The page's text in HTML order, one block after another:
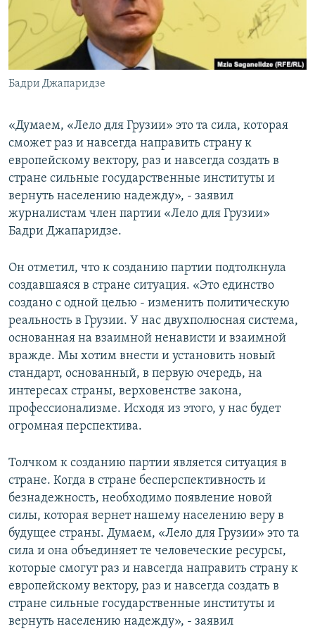
СПОРТ
БЛОГИ
ЧИТАЕМ ПРЕССУ
АРХИВ РАДИОПРОГРАММЫ
Все сайты РСЕ/РС
Бадри Джапаридзе
«Думаем, «Лело для Грузии» это та сила, которая
сможет раз и навсегда направить страну к
европейскому вектору, раз и навсегда создать в
стране сильные государственные институты и
вернуть населению надежду», - заявил
журналистам член партии «Лело для Грузии»
Бадри Джапаридзе.
Он отметил, что к созданию партии подтолкнула
создавшаяся в стране ситуация. «Это единство
создано с одной целью - изменить политическую
реальность в Грузии. У нас двухполюсная система,
основанная на взаимной ненависти и взаимной
вражде. Мы хотим внести и установить новый
стандарт, основанный, в первую очередь, на
интересах страны, верховенстве закона,
профессионализме. Исходя из этого, у нас будет
огромная перспектива.
Толчком к созданию партии является ситуация в
стране. Когда в стране бесперспективность и
безнадежность, необходимо появление новой
силы, которая вернет нашему населению веру в
будущее страны. Думаем, «Лело для Грузии» это та
сила и она объединяет те человеческие ресурсы,
которые смогут раз и навсегда направить страну к
европейскому вектору, раз и навсегда создать в
стране сильные государственные институты и
вернуть населению надежду», - заявил